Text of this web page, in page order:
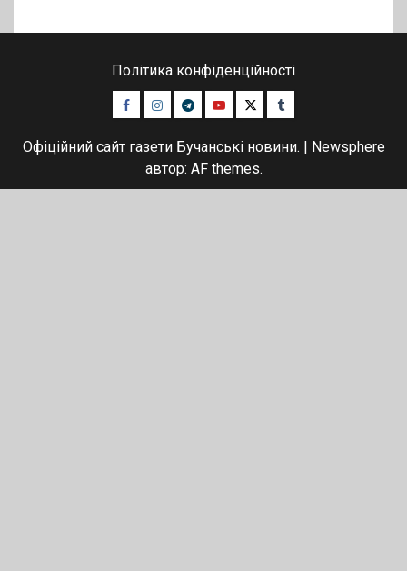
Політика конфіденційності
Facebook
Instagram
TelegramYoutubeTwitterTumblr
Офіційний сайт газети Бучанські новини. | Newsphere
автор: AF themes.